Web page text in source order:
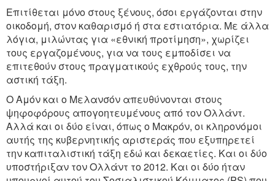
Επιτίθεται μόνο στους ξένους, όσοι εργάζονται στην
οικοδομή, στον καθαρισμό ή στα εστιατόρια. Με άλλα
λόγια, μιλώντας για «εθνική προτίμηση», χωρίζει
τους εργαζομένους, για να τους εμποδίσει να
επιτεθούν στους πραγματικούς εχθρούς τους, την
αστική τάξη.
Ο Αμόν και ο Mελανσόν απευθύνονται στους
ψηφοφόρους απογοητευμένους από τον Ολλάντ.
Αλλά και οι δύο είναι, όπως ο Mακρόν, οι κληρονόμοι
αυτής της κυβερνητικής αριστεράς που εξυπηρετεί
την καπιταλιστική τάξη εδώ και δεκαετίες. Και οι δύο
υποστήριξαν τον Ολλάντ το 2012. Και οι δύο ήταν